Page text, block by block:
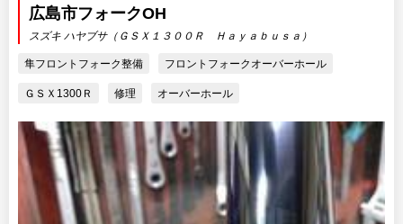
広島市フォークOH
スズキ ハヤブサ（ＧＳＸ１３００Ｒ Ｈａｙａｂｕｓａ）
隼フロントフォーク整備 フロントフォークオーバーホール
ＧＳＸ1300Ｒ 修理 オーバーホール